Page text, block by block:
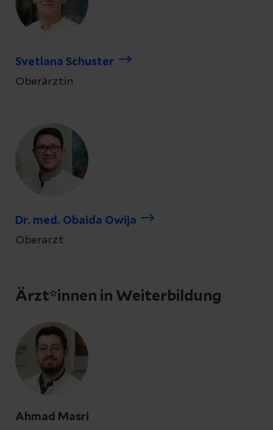
Svetlana Schuster
Oberärztin
Dr. med. Obaida Owija
Oberarzt
Ärzt*innen in Weiterbildung
Ahmad Masri